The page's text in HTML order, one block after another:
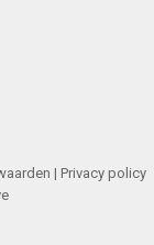
| Privacy policy